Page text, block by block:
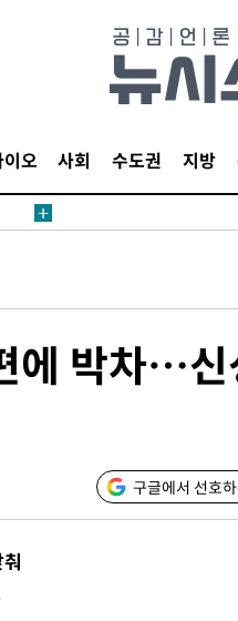
오 사회 수도권 지방
못
병
에 박차…
구글에서 선호